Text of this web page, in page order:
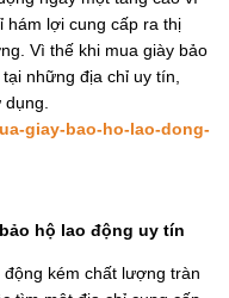
lợi cung cấp ra thị
Vì thế khi mua giày bảo
những địa chỉ uy tín,
giay-bao-ho-lao-dong-
tìm một địa chỉ cung cấp